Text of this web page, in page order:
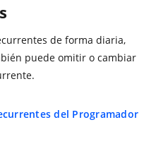
de forma diaria,
puede omitir o cambiar
del Programador